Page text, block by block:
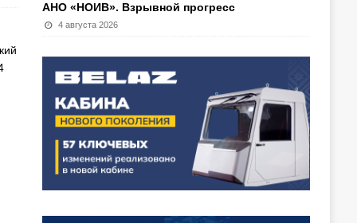
АНО «НОИВ». Взрывной прогресс
4 августа 2026